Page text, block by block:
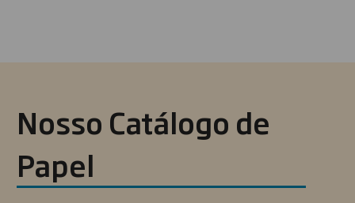
Nosso Catálogo de
Papel